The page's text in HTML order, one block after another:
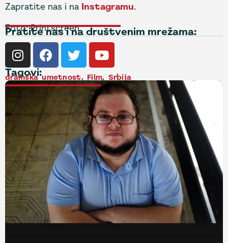
Zapratite nas i na Instagramu.
Foto: Printscreen
Pratite nas i na društvenim mrežama:
Tagovi:
dramska umetnost, Film, Srbija
NAJNOVIJE VESTI